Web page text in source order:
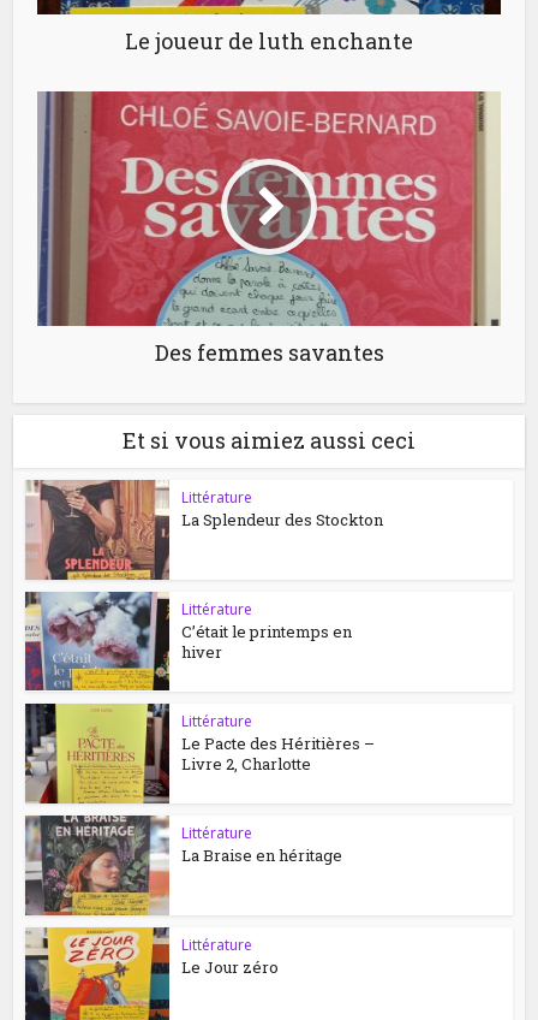
Le joueur de luth enchante
Des femmes savantes
Et si vous aimiez aussi ceci
Littérature
La Splendeur des Stockton
Littérature
C’était le printemps en
hiver
Littérature
Le Pacte des Héritières –
Livre 2, Charlotte
Littérature
La Braise en héritage
Littérature
Le Jour zéro